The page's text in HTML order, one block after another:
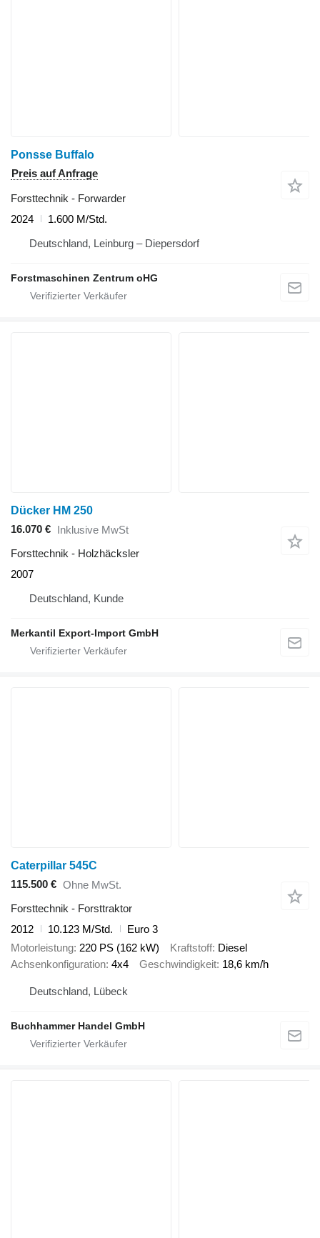
Ponsse Buffalo
Preis auf Anfrage
Forsttechnik - Forwarder
2024
1.600 M/Std.
Deutschland, Leinburg – Diepersdorf
Forstmaschinen Zentrum oHG
Dücker HM 250
16.070 € Inklusive MwSt
Forsttechnik - Holzhäcksler
2007
Deutschland, Kunde
Merkantil Export-Import GmbH
Caterpillar 545C
115.500 € Ohne MwSt.
Forsttechnik - Forsttraktor
2012
10.123 M/Std.
Euro 3
Motorleistung 220 PS (162 kW) Kraftstoff Diesel
Achsenkonfiguration 4x4 Geschwindigkeit 18,6 km/h
Deutschland, Lübeck
Buchhammer Handel GmbH